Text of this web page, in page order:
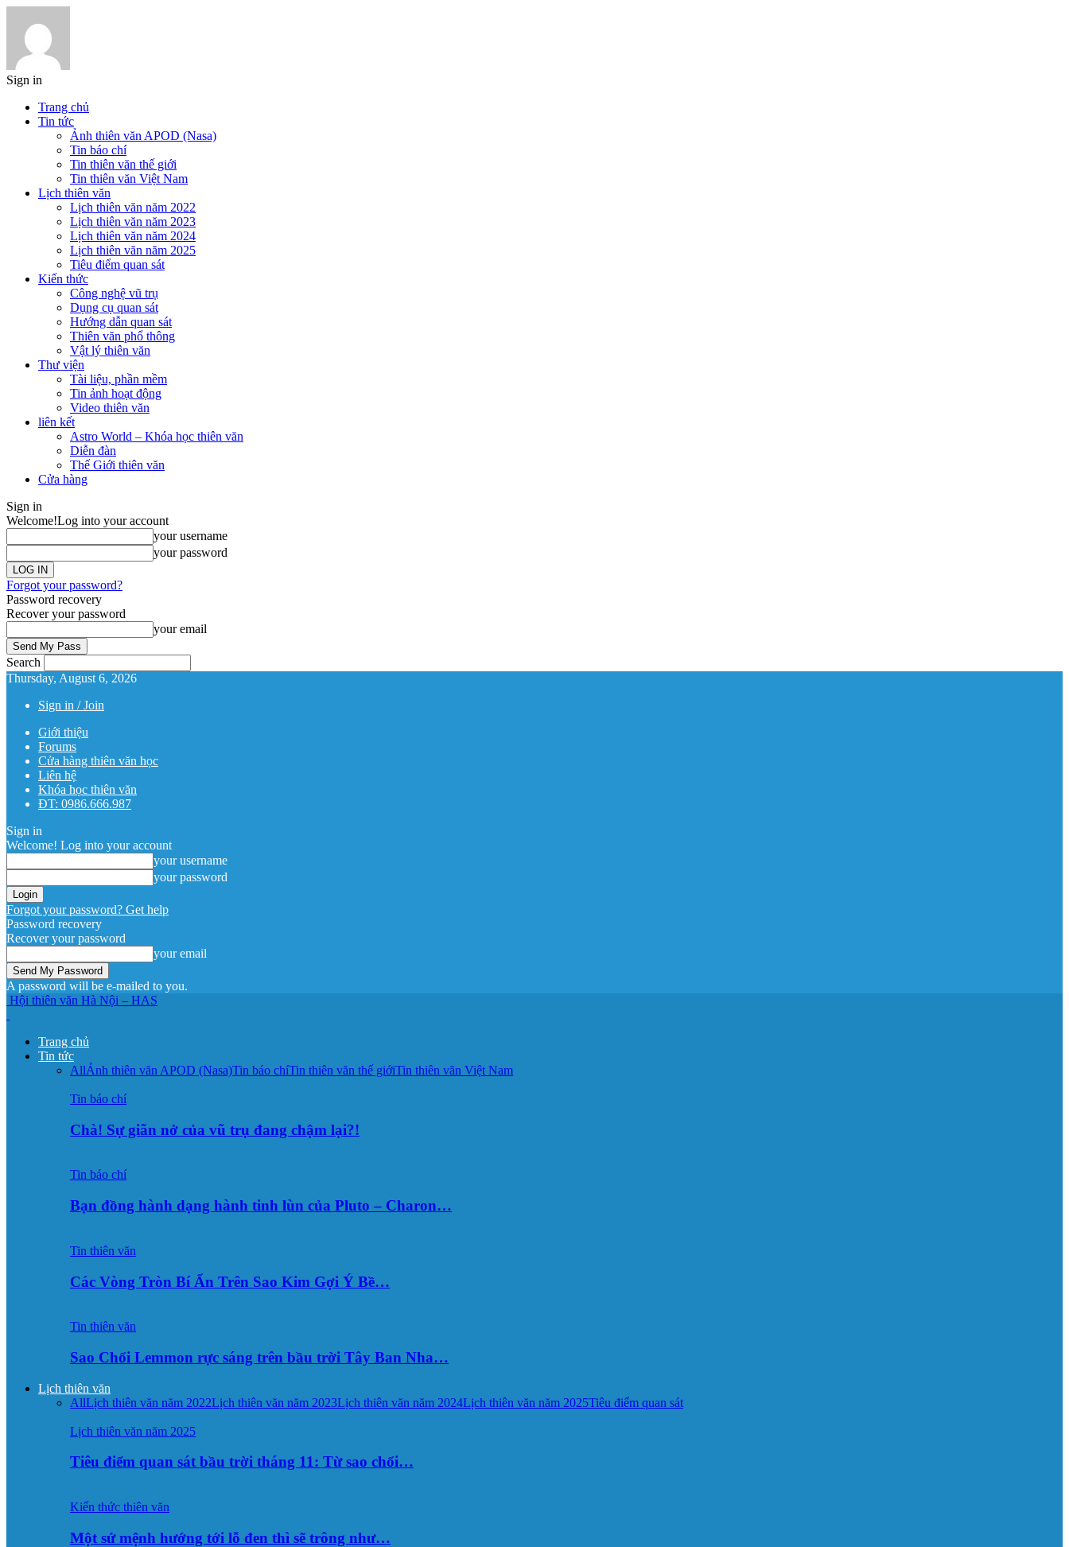
Sign in
Trang chủ
Tin tức
Ảnh thiên văn APOD (Nasa)
Tin báo chí
Tin thiên văn thế giới
Tin thiên văn Việt Nam
Lịch thiên văn
Lịch thiên văn năm 2022
Lịch thiên văn năm 2023
Lịch thiên văn năm 2024
Lịch thiên văn năm 2025
Tiêu điểm quan sát
Kiến thức
Công nghệ vũ trụ
Dụng cụ quan sát
Hướng dẫn quan sát
Thiên văn phổ thông
Vật lý thiên văn
Thư viện
Tài liệu, phần mềm
Tin ảnh hoạt động
Video thiên văn
liên kết
Astro World – Khóa học thiên văn
Diễn đàn
Thế Giới thiên văn
Cửa hàng
Sign in
Welcome!Log into your account
your username
your password
Forgot your password?
Password recovery
Recover your password
your email
Search
Thursday, August 6, 2026
Sign in / Join
Giới thiệu
Forums
Cửa hàng thiên văn học
Liên hệ
Khóa học thiên văn
ĐT: 0986.666.987
Sign in
Welcome! Log into your account
your username
your password
Forgot your password? Get help
Password recovery
Recover your password
your email
A password will be e-mailed to you.
Hội thiên văn Hà Nội – HAS
Trang chủ
Tin tức
AllẢnh thiên văn APOD (Nasa)Tin báo chíTin thiên văn thế giớiTin thiên văn Việt Nam
Tin báo chí
Chà! Sự giãn nở của vũ trụ đang chậm lại?!
Tin báo chí
Bạn đồng hành dạng hành tinh lùn của Pluto – Charon…
Tin thiên văn
Các Vòng Tròn Bí Ẩn Trên Sao Kim Gợi Ý Bề…
Tin thiên văn
Sao Chổi Lemmon rực sáng trên bầu trời Tây Ban Nha…
Lịch thiên văn
AllLịch thiên văn năm 2022Lịch thiên văn năm 2023Lịch thiên văn năm 2024Lịch thiên văn năm 2025Tiêu điểm quan sát
Lịch thiên văn năm 2025
Tiêu điểm quan sát bầu trời tháng 11: Từ sao chổi…
Kiến thức thiên văn
Một sứ mệnh hướng tới lỗ đen thì sẽ trông như…